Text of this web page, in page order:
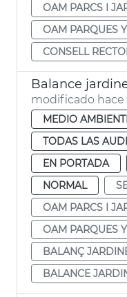
OAM PARCS I
OAM PARQUES
CONSELL
Balance
modificado hace
MEDIO
TODAS LAS
EN PORTADA
NORMAL
OAM PARCS I
OAM PARQUES
BALANÇ
BALANCE